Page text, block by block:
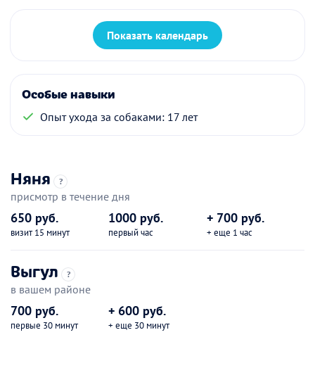
Показать календарь
Особые навыки
Опыт ухода за собаками: 17 лет
Няня ?
присмотр в течение дня
650 руб.
визит 15 минут
1000 руб.
первый час
+ 700 руб.
+ еще 1 час
Выгул ?
в вашем районе
700 руб.
первые 30 минут
+ 600 руб.
+ еще 30 минут